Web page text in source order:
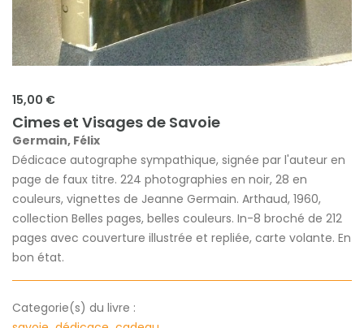
15,00 €
Cimes et Visages de Savoie
Germain, Félix
Dédicace autographe sympathique, signée par l'auteur en
page de faux titre. 224 photographies en noir, 28 en
couleurs, vignettes de Jeanne Germain. Arthaud, 1960,
collection Belles pages, belles couleurs. In-8 broché de 212
pages avec couverture illustrée et repliée, carte volante. En
bon état.
Categorie(s) du livre :